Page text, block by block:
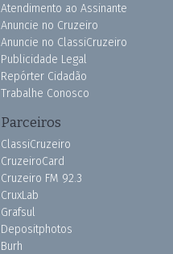
Atendimento ao Assinante
Anuncie no Cruzeiro
Anuncie no ClassiCruzeiro
Publicidade Legal
Repórter Cidadão
Trabalhe Conosco
Parceiros
ClassiCruzeiro
CruzeiroCard
Cruzeiro FM 92.3
CruxLab
Grafsul
Depositphotos
Burh